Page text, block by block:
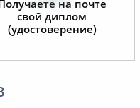
Получаете на почте
свой диплом
(удостоверение)